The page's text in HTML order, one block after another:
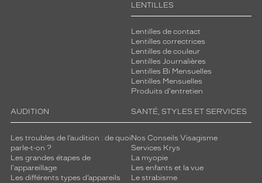
LENTILLES
Lentilles de contact
Lentilles correctrices
Lentilles de couleur
Lentilles Journalières
Lentilles Bi Mensuelles
Lentilles Mensuelles
Produits d'entretien
AUDITION
Les troubles de l’audition : de quoi
parle-t-on ?
Les grandes étapes de
l'appareillage
Les différents types d’appareils
SANTÉ, STYLES ET SERVICES
Nos Conseils Visagisme
Services Krys
La myopie
Les enfants et la vue
Le strabisme